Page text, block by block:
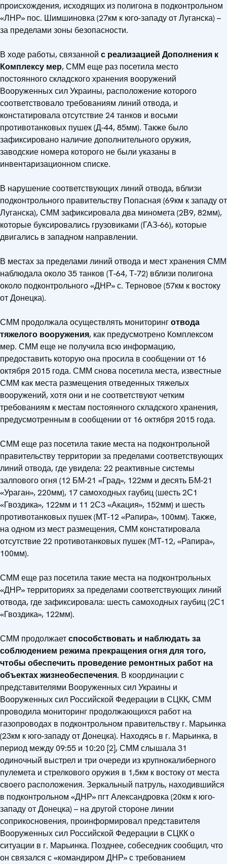
происхождения, исходящих из полигона в подконтрольном
«ЛНР» пос. Шимшиновка (27км к юго-западу от Луганска) –
за пределами зоны безопасности.
В ходе работы, связанной с реализацией Дополнения к
Комплексу мер, СММ еще раз посетила место
постоянного складского хранения вооружений
Вооруженных сил Украины, расположение которого
соответствовало требованиям линий отвода, и
констатировала отсутствие 24 танков и восьми
противотанковых пушек (Д-44, 85мм). Также было
зафиксировано наличие дополнительного оружия,
заводские номера которого не были указаны в
инвентаризационном списке.
В нарушение соответствующих линий отвода, вблизи
подконтрольного правительству Попасная (69км к западу от
Луганска), СММ зафиксировала два миномета (2В9, 82мм),
которые буксировались грузовиками (ГАЗ-66), которые
двигались в западном направлении.
В местах за пределами линий отвода и мест хранения СММ
наблюдала около 35 танков (Т-64, Т-72) вблизи полигона
около подконтрольного «ДНР» с. Терновое (57км к востоку
от Донецка).
СММ продолжала осуществлять мониторинготвода
тяжелого вооружения, как предусмотрено Комплексом
мер. СММ еще не получила всю информацию,
предоставить которую она просила в сообщении от 16
октября 2015 года. СММ снова посетила места, известные
СММ как места размещения отведенных тяжелых
вооружений, хотя они и не соответствуют четким
требованиям к местам постоянного складского хранения,
предусмотренным в сообщении от 16 октября 2015 года.
СММ еще раз посетила такие места на подконтрольной
правительству территории за пределами соответствующих
линий отвода, где увидела: 22 реактивные системы
залпового огня (12 БМ-21 «Град», 122мм и десять БМ-21
«Ураган», 220мм), 17 самоходных гаубиц (шесть 2С1
«Гвоздика», 122мм и 11 2С3 «Акация», 152мм) и шесть
противотанковых пушек (МТ-12 «Рапира», 100мм). Также,
на одном из мест размещения, СММ констатировала
отсутствие 22 противотанковых пушек (МТ-12, «Рапира»,
100мм).
СММ еще раз посетила такие места на подконтрольных
«ДНР» территориях за пределами соответствующих линий
отвода, где зафиксировала: шесть самоходных гаубиц (2С1
«Гвоздика», 122мм).
СММ продолжаетспособствовать и наблюдать за
соблюдением режима прекращения огня для того,
чтобы обеспечить проведение ремонтных работ на
объектах жизнеобеспечения. В координации с
представителями Вооруженных сил Украины и
Вооруженных сил Российской Федерации в СЦКК, СММ
проводила мониторинг продолжающихся работ на
газопроводах в подконтрольном правительству г. Марьинка
(23км к юго-западу от Донецка). Находясь в г. Марьинка, в
период между 09:55 и 10:20 [2], СММ слышала 31
одиночный выстрел и три очереди из крупнокалиберного
пулемета и стрелкового оружия в 1,5км к востоку от места
своего расположения. Зеркальный патруль, находившийся
в подконтрольном «ДНР» пгт Александровка (20км к юго-
западу от Донецка) – на другой стороне линии
соприкосновения, проинформировал представителя
Вооруженных сил Российской Федерации в СЦКК о
ситуации в г. Марьинка. Позднее, собеседник сообщил, что
он связался с «командиром ДНР» с требованием